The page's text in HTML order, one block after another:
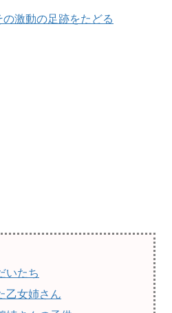
激動の足跡をたどる
いたち
乙女姉さん